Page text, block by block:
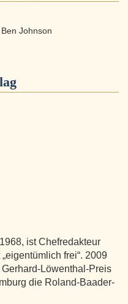
Johnson
ist Chefredakteur
frei“. 2009
Löwenthal-Preis
die Roland-Baader-